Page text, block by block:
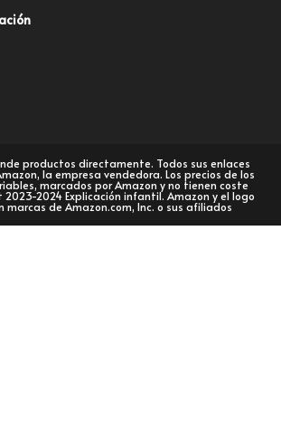
productos directamente. Todos sus enlaces
la empresa vendedora. Los precios de los
marcados por Amazon y no tienen coste
2024 Explicación infantil. Amazon y el logo
marcas de Amazon.com, Inc. o sus afiliados